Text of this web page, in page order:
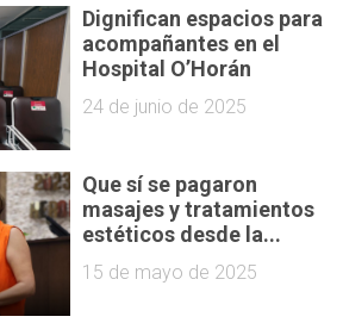
Dignifican espacios para
acompañantes en el
Hospital O’Horán
24 de junio de 2025
Que sí se pagaron
masajes y tratamientos
estéticos desde la...
15 de mayo de 2025